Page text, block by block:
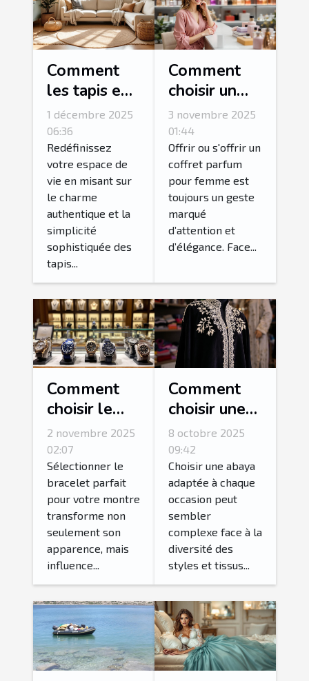
Comment
les tapis en
jute peuvent
transformer
votre
intérieur ?
1 décembre 2025
06:36
Redéfinissez
votre espace de
vie en misant sur
le charme
authentique et la
simplicité
sophistiquée des
tapis...
Comment
choisir un
coffret
parfum pour
femme idéal
?
3 novembre 2025
01:44
Offrir ou s'offrir un
coffret parfum
pour femme est
toujours un geste
marqué
d’attention et
d’élégance. Face...
Comment
choisir le
bracelet
idéal pour
votre
montre ?
2 novembre 2025
02:07
Sélectionner le
bracelet parfait
pour votre montre
transforme non
seulement son
apparence, mais
influence...
Comment
choisir une
abaya
adaptée à
chaque
occasion ?
8 octobre 2025
09:42
Choisir une abaya
adaptée à chaque
occasion peut
sembler
complexe face à la
diversité des
styles et tissus...